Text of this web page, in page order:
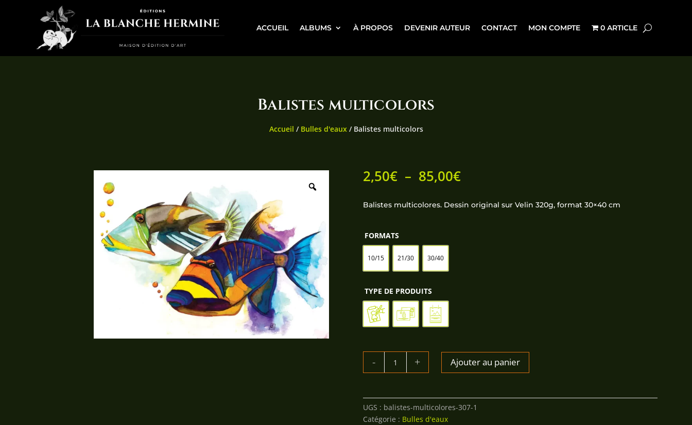
ACCUEIL ALBUMS À PROPOS DEVENIR AUTEUR CONTACT MON COMPTE 0 ARTICLE
Balistes multicolors
Accueil / Bulles d'eaux/ Balistes multicolors
2,50€ – 85,00€Plage
prix :
2,50€
Balistes multicolores. Dessin original sur Velin 320g, format 30×40 cm
FORMATS
10/15 21/30 30/40
TYPE DE PRODUITS
QUANTITÉ
Ajouter au panier
UGS : balistes-multicolores-307-1
Catégorie : Bulles d'eaux